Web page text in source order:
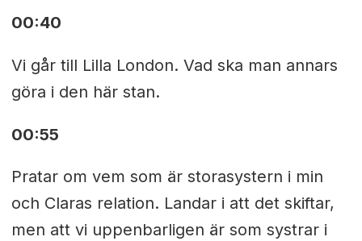
00:40
Vi går till Lilla London. Vad ska man annars
göra i den här stan.
00:55
Pratar om vem som är storasystern i min
och Claras relation. Landar i att det skiftar,
men att vi uppenbarligen är som systrar i